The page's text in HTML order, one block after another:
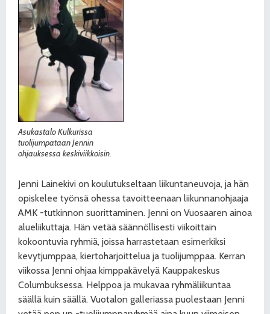
Asukastalo Kulkurissa
tuolijumpataan Jennin
ohjauksessa keskiviikkoisin.
Jenni Lainekivi on koulutukseltaan liikuntaneuvoja, ja hän
opiskelee työnsä ohessa tavoitteenaan liikunnanohjaaja
AMK -tutkinnon suorittaminen. Jenni on Vuosaaren ainoa
alueliikuttaja. Hän vetää säännöllisesti viikoittain
kokoontuvia ryhmiä, joissa harrastetaan esimerkiksi
kevytjumppaa, kiertoharjoittelua ja tuolijumppaa. Kerran
viikossa Jenni ohjaa kimppakävelyä Kauppakeskus
Columbuksessa. Helppoa ja mukavaa ryhmäliikuntaa
säällä kuin säällä. Vuotalon galleriassa puolestaan Jenni